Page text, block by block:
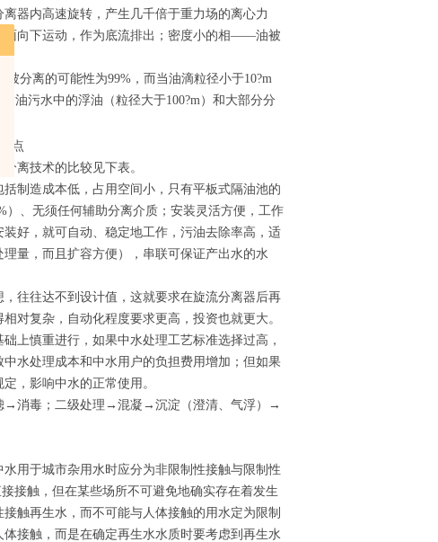
器内高速旋转，产生几千倍于重力场的离心力
向下运动，作为底流排出；密度小的相——油被
分离的可能性为99%，而当油滴粒径小于10?m
油污水中的浮油（粒径大于100?m）和大部分分
点
离技术的比较见下表。
制造成本低，占用空间小，只有平板式隔油池的
、无须任何辅助分离介质；安装灵活方便，工作
好，就可自动、稳定地工作，污油去除率高，适
量，而且扩容方便），串联可保证产出水的水
往往达不到设计值，这就要求在旋流分离器后再
对复杂，自动化程度要求更高，投资也就更大。
上慎重进行，如果中水处理工艺标准选择过高，
水处理成本和中水用户的负担费用增加；但如果
，影响中水的正常使用。
→消毒；二级处理→混凝→沉淀（澄清、气浮）→
用于城市杂用水时应分为非限制性接触与限制性
接触，但在某些场所不可避免地确实存在着发生
触再生水，而不可能与人体接触的用水定为限制
接触，而是在确定再生水水质时要考虑到再生水